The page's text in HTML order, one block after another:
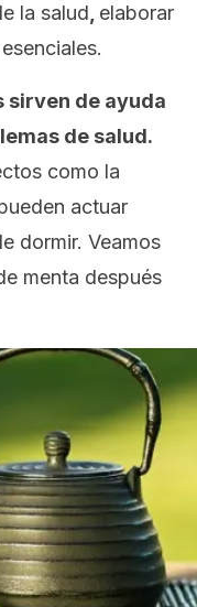
la salud elaborar
sirven de ayuda
de salud.
como la
actuar
dormir. Veamos
menta después